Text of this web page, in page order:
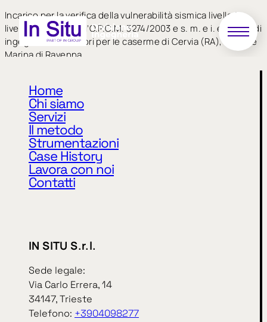
Home
Chi siamo
Servizi
Il metodo
Strumentazioni
Case History
Lavora con noi
Contatti
IN SITU S.r.l.
Sede legale:
Via Carlo Errera, 14
34147, Trieste
Telefono: +3904098277
Incarico per la verifica della vulnerabilità sismica livello 1 e
livello 2 ai sensi dell’O.P.C.M. 3274/2003 e s. m. e i. e servizi di
ingegneria accessori per le caserme di Cervia (RA), Rimini e
Marina di Ravenna
Privacy Policy Cookie Policy
IN SITU S.r.l.
Sede legale:
Via Carlo Errera, 14
34147, Trieste